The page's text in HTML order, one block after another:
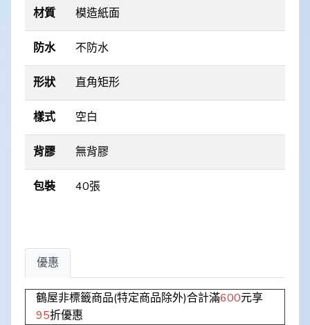
材質 模造紙面
防水 不防水
形狀 直角矩形
樣式 空白
背膠 無背膠
包裝 40張
優惠
鶴屋非標籤商品(特定商品除外)合計滿600元享
95折優惠